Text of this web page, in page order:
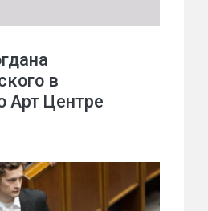
в
Арт Центре